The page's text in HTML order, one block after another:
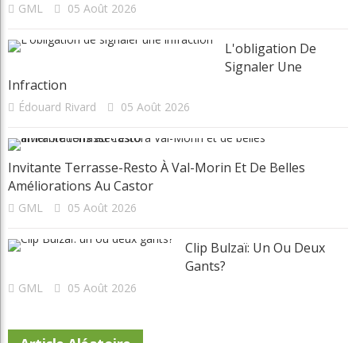
GML 05 Août 2026
L'obligation De
Signaler Une
Infraction
Édouard Rivard 05 Août 2026
Invitante Terrasse-Resto À Val-Morin Et De Belles
Améliorations Au Castor
GML 05 Août 2026
Clip Bulzaï: Un Ou Deux
Gants?
GML 05 Août 2026